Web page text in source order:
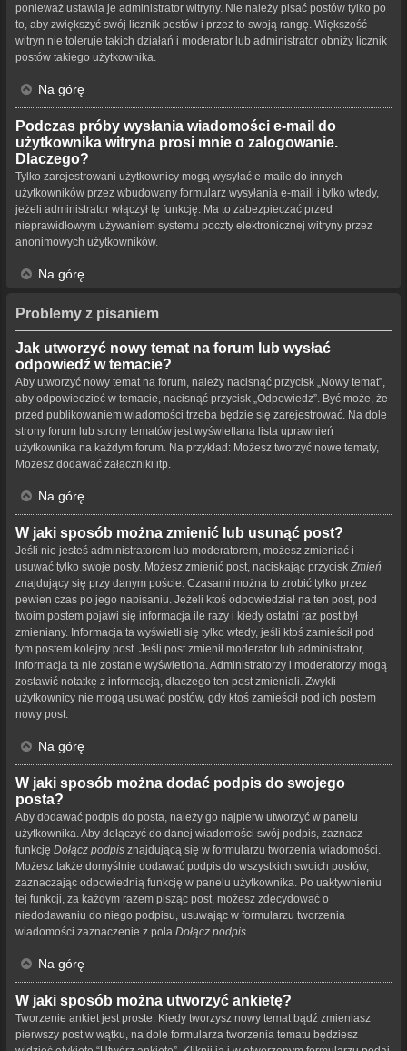
ponieważ ustawia je administrator witryny. Nie należy pisać postów tylko po
to, aby zwiększyć swój licznik postów i przez to swoją rangę. Większość
witryn nie toleruje takich działań i moderator lub administrator obniży licznik
postów takiego użytkownika.
Na górę
Podczas próby wysłania wiadomości e-mail do
użytkownika witryna prosi mnie o zalogowanie.
Dlaczego?
Tylko zarejestrowani użytkownicy mogą wysyłać e-maile do innych
użytkowników przez wbudowany formularz wysyłania e-maili i tylko wtedy,
jeżeli administrator włączył tę funkcję. Ma to zabezpieczać przed
nieprawidłowym używaniem systemu poczty elektronicznej witryny przez
anonimowych użytkowników.
Na górę
Problemy z pisaniem
Jak utworzyć nowy temat na forum lub wysłać
odpowiedź w temacie?
Aby utworzyć nowy temat na forum, należy nacisnąć przycisk „Nowy temat”,
aby odpowiedzieć w temacie, nacisnąć przycisk „Odpowiedz”. Być może, że
przed publikowaniem wiadomości trzeba będzie się zarejestrować. Na dole
strony forum lub strony tematów jest wyświetlana lista uprawnień
użytkownika na każdym forum. Na przykład: Możesz tworzyć nowe tematy,
Możesz dodawać załączniki itp.
Na górę
W jaki sposób można zmienić lub usunąć post?
Jeśli nie jesteś administratorem lub moderatorem, możesz zmieniać i
usuwać tylko swoje posty. Możesz zmienić post, naciskając przycisk Zmień
znajdujący się przy danym poście. Czasami można to zrobić tylko przez
pewien czas po jego napisaniu. Jeżeli ktoś odpowiedział na ten post, pod
twoim postem pojawi się informacja ile razy i kiedy ostatni raz post był
zmieniany. Informacja ta wyświetli się tylko wtedy, jeśli ktoś zamieścił pod
tym postem kolejny post. Jeśli post zmienił moderator lub administrator,
informacja ta nie zostanie wyświetlona. Administratorzy i moderatorzy mogą
zostawić notatkę z informacją, dlaczego ten post zmieniali. Zwykli
użytkownicy nie mogą usuwać postów, gdy ktoś zamieścił pod ich postem
nowy post.
Na górę
W jaki sposób można dodać podpis do swojego
posta?
Aby dodawać podpis do posta, należy go najpierw utworzyć w panelu
użytkownika. Aby dołączyć do danej wiadomości swój podpis, zaznacz
funkcję Dołącz podpis znajdującą się w formularzu tworzenia wiadomości.
Możesz także domyślnie dodawać podpis do wszystkich swoich postów,
zaznaczając odpowiednią funkcję w panelu użytkownika. Po uaktywnieniu
tej funkcji, za każdym razem pisząc post, możesz zdecydować o
niedodawaniu do niego podpisu, usuwając w formularzu tworzenia
wiadomości zaznaczenie z pola Dołącz podpis
Na górę
W jaki sposób można utworzyć ankietę?
Tworzenie ankiet jest proste. Kiedy tworzysz nowy temat bądź zmieniasz
pierwszy post w wątku, na dole formularza tworzenia tematu będziesz